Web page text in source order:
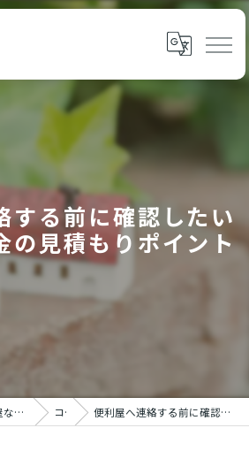
する前に確認したい
の見積もりポイント
長野県上田市の便利屋ならおうちの御用聞き家工房 上田塩田店 コラム 便利屋へ連絡する前に確認したい信頼性や料金の見積もりポイント